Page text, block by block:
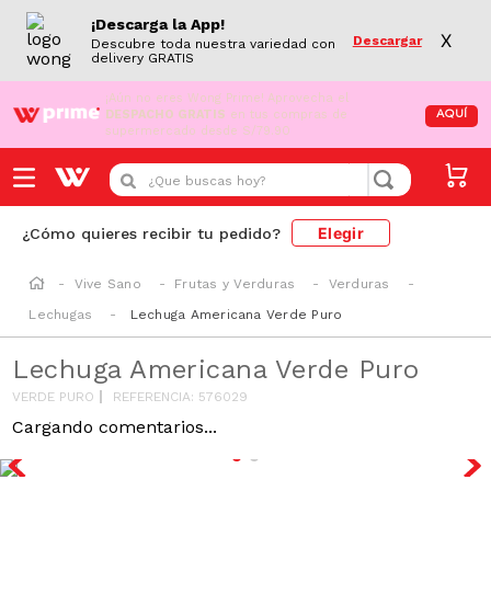
¡Descarga la App!
Descubre toda nuestra variedad con
delivery GRATIS
Descargar X
¡Aún no eres Wong Prime! Aprovecha el
DESPACHO GRATIS en tus compras de
supermercado desde S/79.90
AQUÍ
¿Que buscas hoy?
¿Cómo quieres recibir tu pedido? Elegir
Vive Sano Frutas y Verduras
Verduras
Lechugas
Lechuga Americana Verde Puro
Lechuga Americana Verde Puro
VERDE PURO REFERENCIA: 576029
Cargando comentarios...